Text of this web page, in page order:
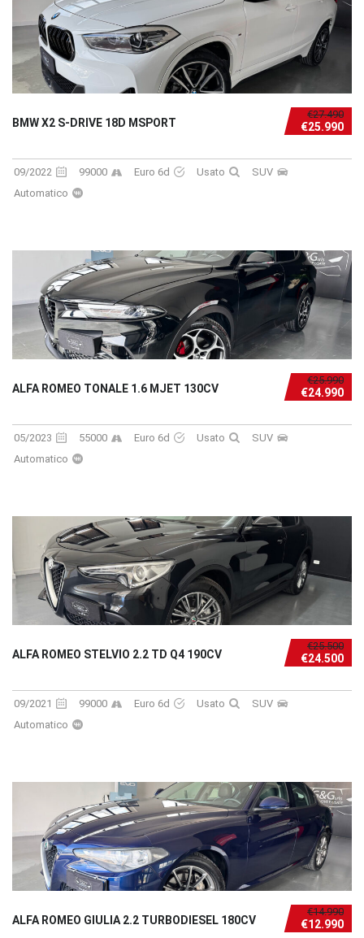
€27.490
€25.990
BMW X2 S-DRIVE 18D MSPORT
09/2022 99000 Euro 6d Usato
SUV
Automatico
€25.990
€24.990
ALFA ROMEO TONALE 1.6 MJET 130CV
05/2023 55000 Euro 6d Usato
SUV
Automatico
€25.500
€24.500
ALFA ROMEO STELVIO 2.2 TD Q4 190CV
09/2021 99000 Euro 6d Usato
SUV
Automatico
€14.990
€12.990
ALFA ROMEO GIULIA 2.2 TURBODIESEL 180CV